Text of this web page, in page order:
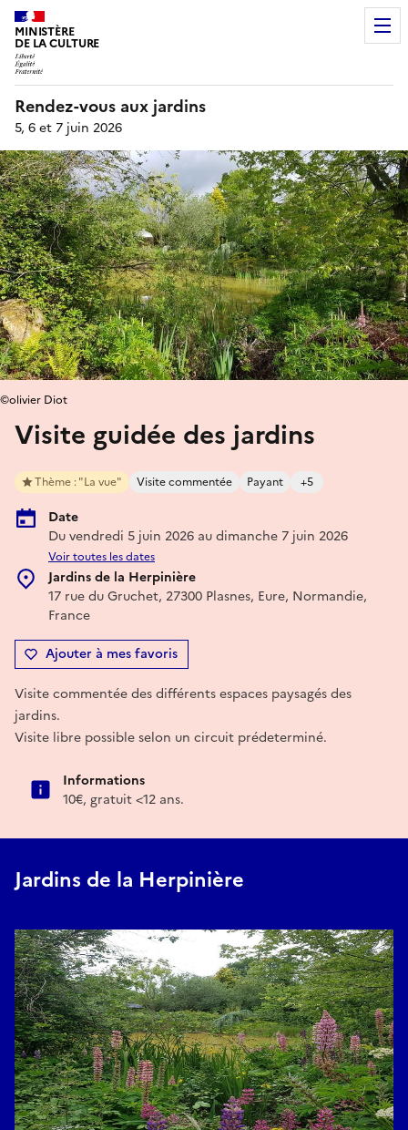
MINISTÈRE
DE LA CULTURE
Rendez-vous aux jardins
5, 6 et 7 juin 2026
Visite guidée des jardins
Thème : "La vue" Visite commentée Payant +5
Date
Du vendredi 5 juin 2026 au dimanche 7 juin 2026
Voir toutes les dates
Jardins de la Herpinière
17 rue du Gruchet, 27300 Plasnes, Eure, Normandie,
France
Ajouter à mes favoris
©olivier Diot
Visite commentée des différents espaces paysagés des
jardins.
Visite libre possible selon un circuit prédeterminé.
Informations
10€, gratuit <12 ans.
Jardins de la Herpinière